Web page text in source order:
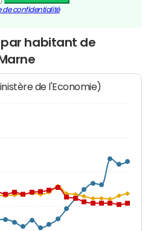
de confidentialité
habitant de
de l'Economie)